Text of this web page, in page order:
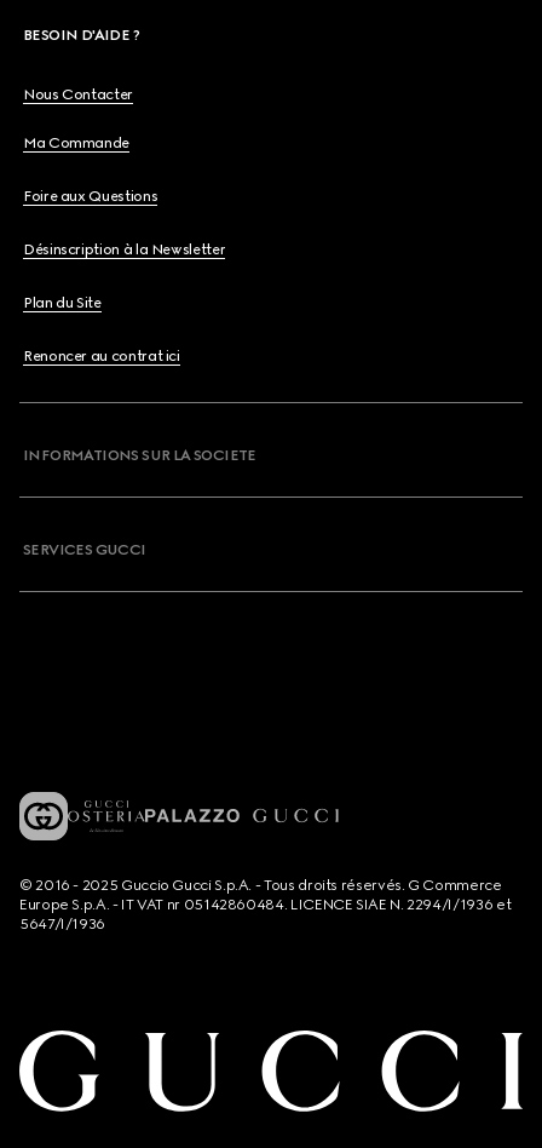
BESOIN D'AIDE ?
Nous Contacter
Ma Commande
Foire aux Questions
Désinscription à la Newsletter
Plan du Site
Renoncer au contrat ici
INFORMATIONS SUR LA SOCIETE
SERVICES GUCCI
© 2016 - 2025 Guccio Gucci S.p.A. - Tous droits réservés. G Commerce
Europe S.p.A. - IT VAT nr 05142860484. LICENCE SIAE N. 2294/I/1936 et
5647/I/1936